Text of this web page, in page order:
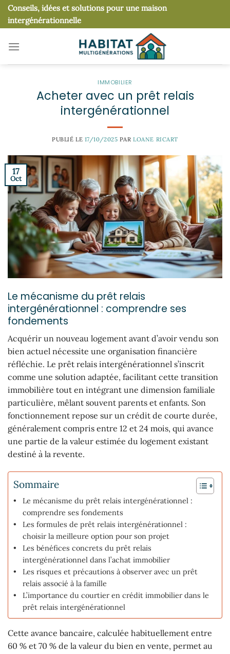
Passer
au
contenu
Conseils, idées et solutions pour une maison
intergénérationnelle
IMMOBILIER
Acheter avec un prêt relais
intergénérationnel
PUBLIÉ LE 17/10/2025 PARLOANE RICART
17
Oct
Le mécanisme du prêt relais
intergénérationnel : comprendre ses
fondements
Acquérir un nouveau logement avant d’avoir vendu son
bien actuel nécessite une organisation financière
réfléchie. Le prêt relais intergénérationnel s’inscrit
comme une solution adaptée, facilitant cette transition
immobilière tout en intégrant une dimension familiale
particulière, mêlant souvent parents et enfants. Son
fonctionnement repose sur un crédit de courte durée,
généralement compris entre 12 et 24 mois, qui avance
une partie de la valeur estimée du logement existant
destiné à la revente.
Sommaire
Le mécanisme du prêt relais intergénérationnel :
comprendre ses fondements
Les formules de prêt relais intergénérationnel :
choisir la meilleure option pour son projet
Les bénéfices concrets du prêt relais
intergénérationnel dans l’achat immobilier
Les risques et précautions à observer avec un prêt
relais associé à la famille
L’importance du courtier en crédit immobilier dans le
prêt relais intergénérationnel
Cette avance bancaire, calculée habituellement entre
60 % et 70 % de la valeur du bien en vente, permet au